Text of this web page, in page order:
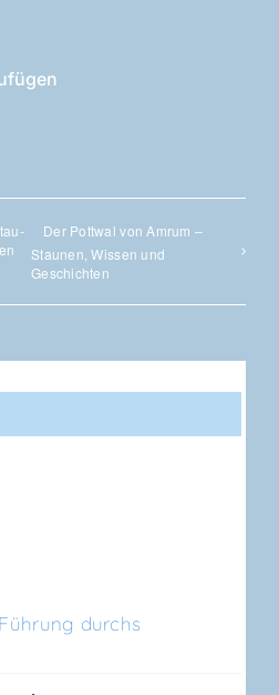
Der Pott­wal von Amrum –
Stau­nen, Wis­sen und
Geschichten
durchs